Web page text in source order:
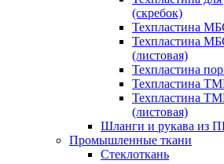
(скребок)
Техпластина
Техпластина
(листовая)
Техпластина
Техпластина
Техпластина
(листовая)
Шланги и рукава из
Промышленные ткани
Стеклоткань